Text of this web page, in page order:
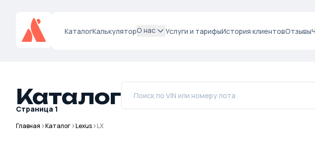
КаталогКалькуляторО нас Услуги и тарифыИстория клиентовОтзывы
Каталог
Страница 1
Главная Каталог Lexus LX